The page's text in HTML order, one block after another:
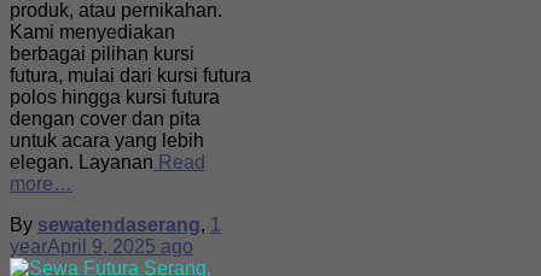
produk, atau pernikahan.
Kami menyediakan
berbagai pilihan kursi
futura, mulai dari kursi futura
polos hingga kursi futura
dengan cover dan pita
untuk acara yang lebih
elegan. Layanan Read
more…
By sewatendaserang, 1
yearApril 9, 2025 ago